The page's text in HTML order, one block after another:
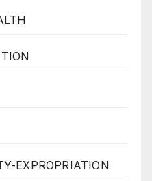
EXPROPRIATION